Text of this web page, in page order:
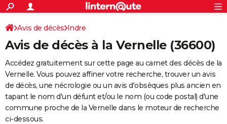
ACTUALITÉS
Politique
Société
Faits Divers
Education
Monde
Villes
+
SPORT
Coupe du monde 2026
Football
Tennis
Cyclisme
Rugby
Forum
Programme TV
TNT
Streaming
Cinéma
Sorties cinéma
Musique
+
FINANCE
Retraite
Epargne
Immobilier
Risques naturels par ville
Assurance
AUTO
Essais
Réserver un essai
Citadines
Berlines
SUV
Forum auto
+HIGH-TECH
Avis de décès Indre
Avis de décès à la Vernelle (36600)
Accédez gratuitement sur cette page au carnet des décès de la
Vernelle. Vous pouvez affiner votre recherche, trouver un avis
de décès, une nécrologie ou un avis d'obsèques plus ancien en
tapant le nom d'un défunt et/ou le nom (ou code postal) d'une
commune proche de la Vernelle dans le moteur de recherche
ci-dessous.